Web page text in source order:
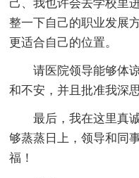
己、我也许会去学校里
整一下自己的职业发展
更适合自己的位置。
请医院领导能够体谅
和不安，并且批准我深
最后，我在这里真诚
够蒸蒸日上，领导和同
福！